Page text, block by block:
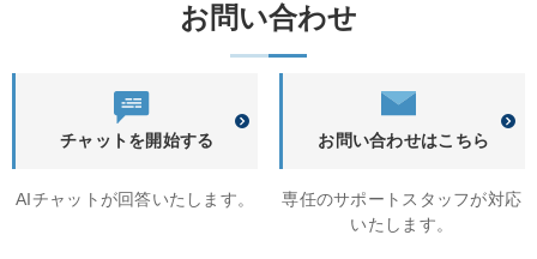
お問い合わせ
チャットを開始する
AIチャットが回答いたします。
お問い合わせはこちら
専任のサポートスタッフが対応
いたします。